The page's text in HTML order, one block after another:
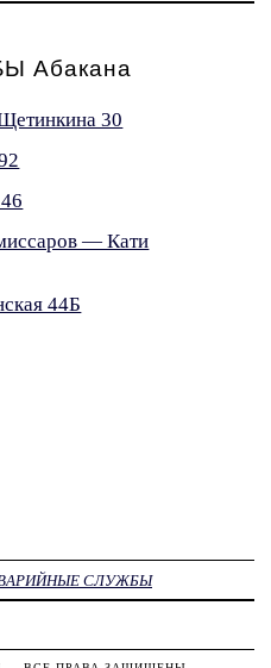
Абакана
30
— Кати
44Б
СЛУЖБЫ